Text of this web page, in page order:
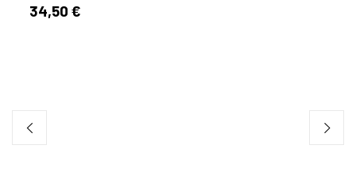
34,50 €